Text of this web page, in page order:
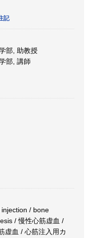
記
部, 助教授
部, 講師
/ bone
/ 慢性心筋虚血 /
虚血 / 心筋注入用カ